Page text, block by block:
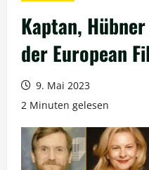
Kaptan,
der European
9. Mai 2023
2 Minuten gelesen